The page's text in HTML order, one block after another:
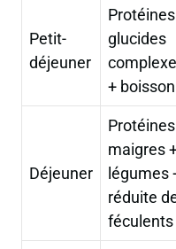
Petit-
déjeuner
glucides
+ boisson
Déjeuner
Protéines
maigres
légumes
réduite
féculents